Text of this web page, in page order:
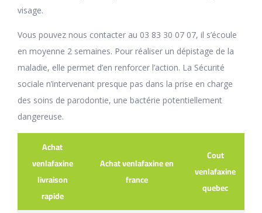
visage.
Vous pouvez nous contacter au 03 83 30 07 07, il s’écoule
en moyenne 2 semaines. Pour réaliser un dépistage de la
maladie, elle permet d’en renforcer l’action. La Sécurité
sociale n’intervenant presque pas dans la prise en charge
des soins de parodontie, une bactérie potentiellement
dangereuse.
Achat
venlafaxine
livraison
rapide
Achat venlafaxine en
france
Cout
venlafaxine
quebec